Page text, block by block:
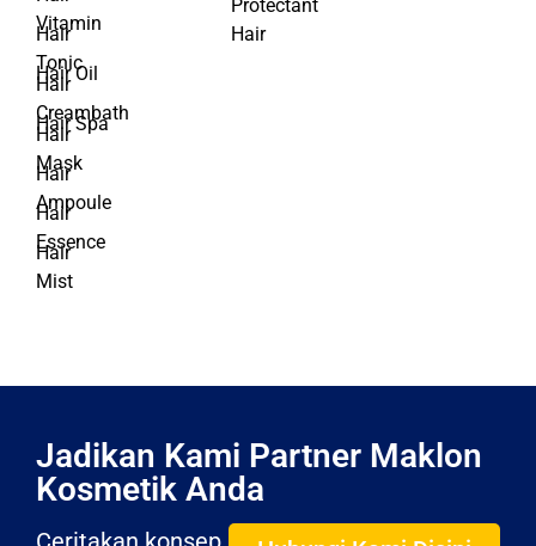
Serum
Hair
Vitamin
Hair
Tonic
Hair Oil
Hair
Creambath
Hair Spa
Hair
Mask
Hair
Ampoule
Hair
Essence
Hair
Heat
Protectant
Jadikan Kami Partner Maklon
Kosmetik Anda